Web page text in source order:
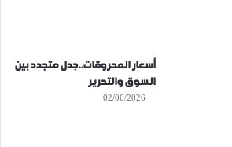
أسعار المحروقات..جدل متجدد بين
السوق والتحرير
02/06/2026